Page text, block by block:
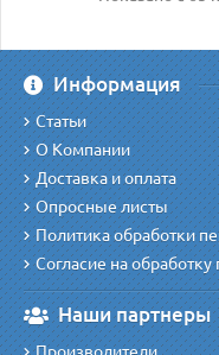
Информация
Статьи
О Компании
Доставка и оплата
Опросные листы
Политика обработки
Согласие на
Наши партнеры